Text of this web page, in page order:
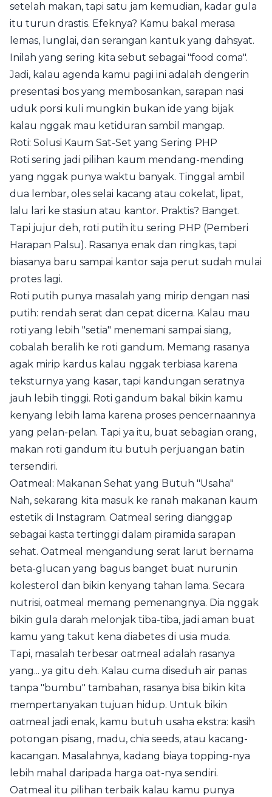
setelah makan, tapi satu jam kemudian, kadar gula
itu turun drastis. Efeknya? Kamu bakal merasa
lemas, lunglai, dan serangan kantuk yang dahsyat.
Inilah yang sering kita sebut sebagai "food coma".
Jadi, kalau agenda kamu pagi ini adalah dengerin
presentasi bos yang membosankan, sarapan nasi
uduk porsi kuli mungkin bukan ide yang bijak
kalau nggak mau ketiduran sambil mangap.
Roti: Solusi Kaum Sat-Set yang Sering PHP
Roti sering jadi pilihan kaum mendang-mending
yang nggak punya waktu banyak. Tinggal ambil
dua lembar, oles selai kacang atau cokelat, lipat,
lalu lari ke stasiun atau kantor. Praktis? Banget.
Tapi jujur deh, roti putih itu sering PHP (Pemberi
Harapan Palsu). Rasanya enak dan ringkas, tapi
biasanya baru sampai kantor saja perut sudah mulai
protes lagi.
Roti putih punya masalah yang mirip dengan nasi
putih: rendah serat dan cepat dicerna. Kalau mau
roti yang lebih "setia" menemani sampai siang,
cobalah beralih ke roti gandum. Memang rasanya
agak mirip kardus kalau nggak terbiasa karena
teksturnya yang kasar, tapi kandungan seratnya
jauh lebih tinggi. Roti gandum bakal bikin kamu
kenyang lebih lama karena proses pencernaannya
yang pelan-pelan. Tapi ya itu, buat sebagian orang,
makan roti gandum itu butuh perjuangan batin
tersendiri.
Oatmeal: Makanan Sehat yang Butuh "Usaha"
Nah, sekarang kita masuk ke ranah makanan kaum
estetik di Instagram. Oatmeal sering dianggap
sebagai kasta tertinggi dalam piramida sarapan
sehat. Oatmeal mengandung serat larut bernama
beta-glucan yang bagus banget buat nurunin
kolesterol dan bikin kenyang tahan lama. Secara
nutrisi, oatmeal memang pemenangnya. Dia nggak
bikin gula darah melonjak tiba-tiba, jadi aman buat
kamu yang takut kena diabetes di usia muda.
Tapi, masalah terbesar oatmeal adalah rasanya
yang... ya gitu deh. Kalau cuma diseduh air panas
tanpa "bumbu" tambahan, rasanya bisa bikin kita
mempertanyakan tujuan hidup. Untuk bikin
oatmeal jadi enak, kamu butuh usaha ekstra: kasih
potongan pisang, madu, chia seeds, atau kacang-
kacangan. Masalahnya, kadang biaya topping-nya
lebih mahal daripada harga oat-nya sendiri.
Oatmeal itu pilihan terbaik kalau kamu punya